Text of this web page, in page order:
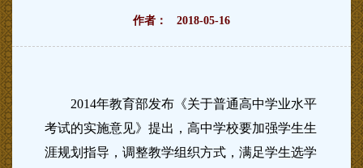
作者： 2018-05-16
2014年教育部发布《关于普通高中学业水平
考试的实施意见》提出，高中学校要加强学生生
涯规划指导，调整教学组织方式，满足学生选学